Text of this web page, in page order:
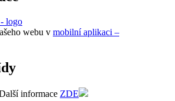
webu v mobilní aplikaci –
informace ZDE